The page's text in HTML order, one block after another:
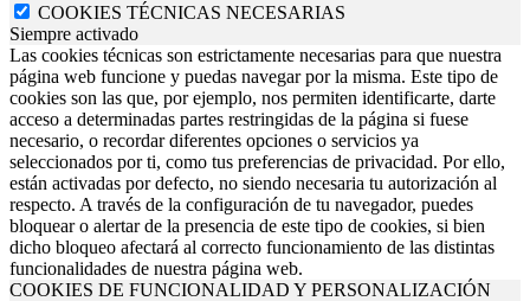
COOKIES TÉCNICAS NECESARIAS
Siempre activado
Las cookies técnicas son estrictamente necesarias para que nuestra
página web funcione y puedas navegar por la misma. Este tipo de
cookies son las que, por ejemplo, nos permiten identificarte, darte
acceso a determinadas partes restringidas de la página si fuese
necesario, o recordar diferentes opciones o servicios ya
seleccionados por ti, como tus preferencias de privacidad. Por ello,
están activadas por defecto, no siendo necesaria tu autorización al
respecto. A través de la configuración de tu navegador, puedes
bloquear o alertar de la presencia de este tipo de cookies, si bien
dicho bloqueo afectará al correcto funcionamiento de las distintas
funcionalidades de nuestra página web.
COOKIES DE FUNCIONALIDAD Y PERSONALIZACIÓN